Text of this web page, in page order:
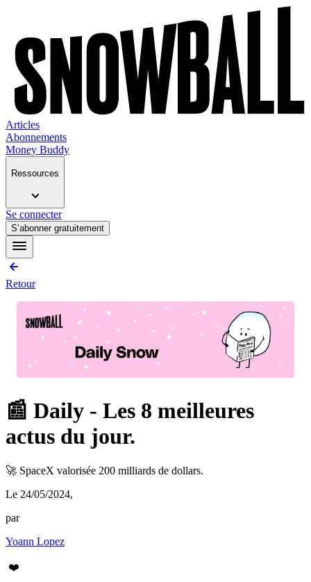
Articles
Abonnements
Money Buddy
Ressources
Se connecter
S’abonner gratuitement
Retour
📰 Daily - Les 8 meilleures
actus du jour.
🚀 SpaceX valorisée 200 milliards de dollars.
Le 24/05/2024,
par
Yoann Lopez
❤️